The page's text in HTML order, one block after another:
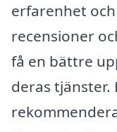
erfarenhet
recensioner
få en bättre
deras tjänster.